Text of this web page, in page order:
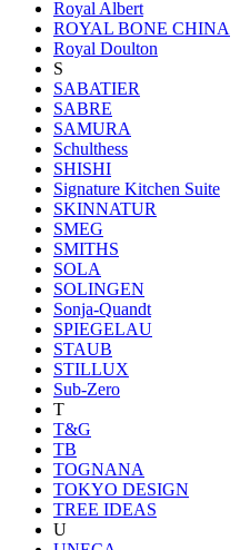
Royal Albert
ROYAL BONE CHINA
Royal Doulton
S
SABATIER
SABRE
SAMURA
Schulthess
SHISHI
Signature Kitchen Suite
SKINNATUR
SMEG
SMITHS
SOLA
SOLINGEN
Sonja-Quandt
SPIEGELAU
STAUB
STILLUX
Sub-Zero
T
T&G
TB
TOGNANA
TOKYO DESIGN
TREE IDEAS
U